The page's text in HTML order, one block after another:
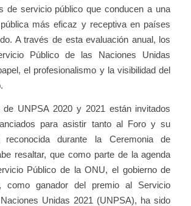
de servicio público que conducen a una
más eficaz y receptiva en países
A través de esta evaluación anual, los
Público de las Naciones Unidas
el profesionalismo y la visibilidad del
de UNPSA 2020 y 2021 están invitados
para asistir tanto al Foro y su
reconocida durante la Ceremonia de
resaltar, que como parte de la agenda
Público de la ONU, el gobierno de
como ganador del premio al Servicio
Unidas 2021 (UNPSA), ha sido